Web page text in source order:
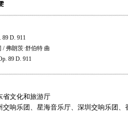
89 D. 911
/ 弗朗茨·舒伯特 曲
89 D. 911
Franz Schubert, Lyrics by Wilhelm Müller
Wetterfahne
Tränen
省文化和旅游厅
交响乐团、星海音乐厅、深圳交响乐团